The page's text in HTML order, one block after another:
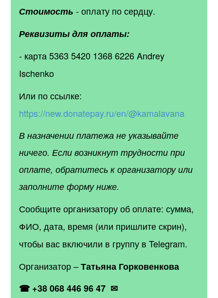
Стоимость - оплату по сердцу.
Реквизиты для оплаты:
- карта 5363 5420 1368 6226 Andrey
Ischenko
Или по ссылке:
https://new.donatepay.ru/en/@kamalavana
В назначении платежа не указывайте
ничего. Если возникнут трудности при
оплате, обратитесь к организатору или
заполните форму ниже.
Сообщите организатору об оплате: сумма,
ФИО, дата, время (или пришлите скрин),
чтобы вас включили в группу в Telegram.
Организатор –Татьяна Горковенкова
☎ +38 068 446 96 47 ✉